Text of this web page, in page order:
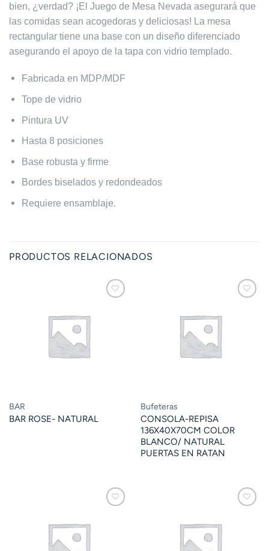
bien, ¿verdad? ¡El Juego de Mesa Nevada asegurará que
las comidas sean acogedoras y deliciosas! La mesa
rectangular tiene una base con un diseño diferenciado
asegurando el apoyo de la tapa con vidrio templado.
Fabricada en MDP/MDF
Tope de vidrio
Pintura UV
Hasta 8 posiciones
Base robusta y firme
Bordes biselados y redondeados
Requiere ensamblaje.
PRODUCTOS RELACIONADOS
BAR
BAR ROSE- NATURAL
Bufeteras
CONSOLA-REPISA
136X40X70CM COLOR
BLANCO/ NATURAL
PUERTAS EN RATAN